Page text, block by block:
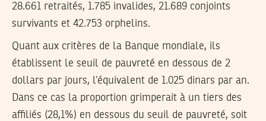
28.661 retraités, 1.785 invalides, 21.689 conjoints
survivants et 42.753 orphelins.
Quant aux critères de la Banque mondiale, ils
établissent le seuil de pauvreté en dessous de 2
dollars par jours, l’équivalent de 1.025 dinars par an.
Dans ce cas la proportion grimperait à un tiers des
affiliés (28,1%) en dessous du seuil de pauvreté, soit